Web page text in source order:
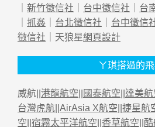
｜ 新竹徵信社 ｜ 台中徵信社 ｜ 台
｜ 抓姦 ｜ 台北徵信社 ｜ 台中徵信
徵信社 ｜天狼星網頁設計
ㄚ琪搭過的
威航|| 港龍航空 國泰航空 達美航
台灣虎航 AirAsia X航空 捷星航
空 宿霧太平洋航空 香草航空